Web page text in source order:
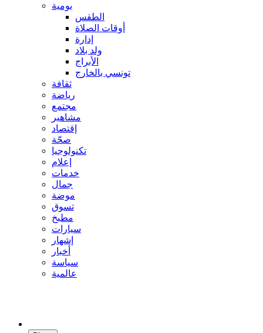
يومية
الطقس
أوقات الصلاة
إدارة
ولد بلاد
الأبراج
تونسي بالخارج
ثقافة
رياضة
مجتمع
مشاهير
إقتصاد
صحّة
تكنولوجيا
إعلام
خدمات
جمال
موضة
تسوق
مطبخ
سيارات
إشهار
أخبار
سياسة
عالمية